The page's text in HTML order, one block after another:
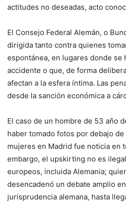
actitudes no deseadas, acto
El Consejo Federal Alemán, o
dirigida tanto contra quienes
espontánea, en lugares donde se
accidente o que, de forma
afectan a la esfera íntima. Las
desde la sanción económica a
El caso de un hombre de 53 año
haber tomado fotos por debajo
mujeres en Madrid fue noticia en
embargo, el upskirting no es
europeos, incluida Alemania;
desencadenó un debate amplio
jurisprudencia alemana, hasta